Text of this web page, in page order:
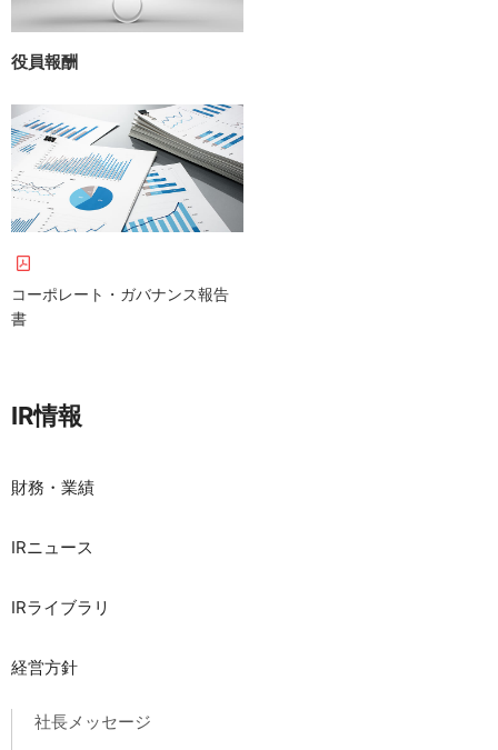
IR情報
財務・業績
IRニュース
IRライブラリ
経営方針
社長メッセージ
役員報酬
コーポレート・ガバナンス報告
書